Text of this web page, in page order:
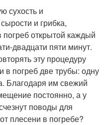
сухость и
и грибка,
погреб открытой каждый
двадцати пяти минут.
эту процедуру
в погреб две трубы: одну
Благодаря им свежий
постоянно, а у
поводы для
плесени в погребе?